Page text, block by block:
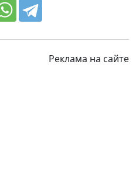
Реклама на сайте